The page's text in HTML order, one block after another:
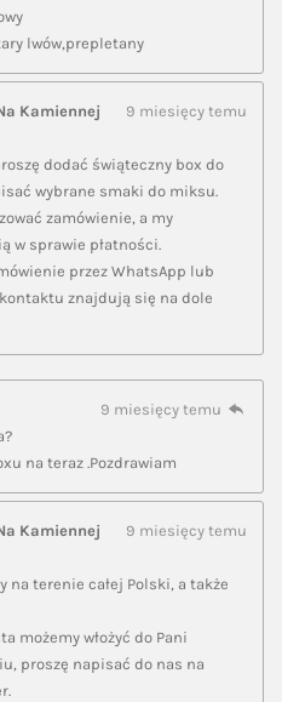
lwów,prepletany
Kamiennej
9 miesięcy temu
dodać świąteczny box do
wybrane smaki do miksu.
zamówienie, a my
w sprawie płatności.
przez WhatsApp lub
znajdują się na dole
9 miesięcy temu
na teraz .Pozdrawiam
Kamiennej
9 miesięcy temu
na terenie całej Polski, a także
możemy włożyć do Pani
proszę napisać do nas na